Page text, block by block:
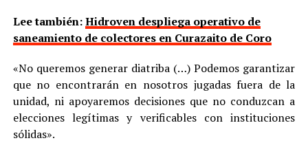
Lee también:Hidroven despliega operativo de
saneamiento de colectores en Curazaito de Coro
«No queremos generar diatriba (…) Podemos garantizar
que no encontrarán en nosotros jugadas fuera de la
unidad, ni apoyaremos decisiones que no conduzcan a
elecciones legítimas y verificables con instituciones
sólidas».